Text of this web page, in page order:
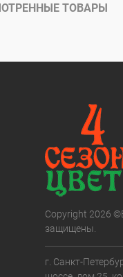
ТОВАРЫ
Copyright 2026
защищены.
г. Санкт-